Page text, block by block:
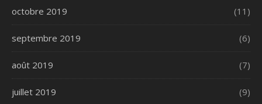
octobre 2019 (11)
septembre 2019 (6)
août 2019 (7)
juillet 2019 (9)